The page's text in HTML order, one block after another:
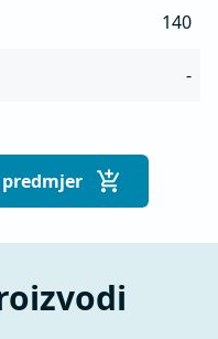
140
-